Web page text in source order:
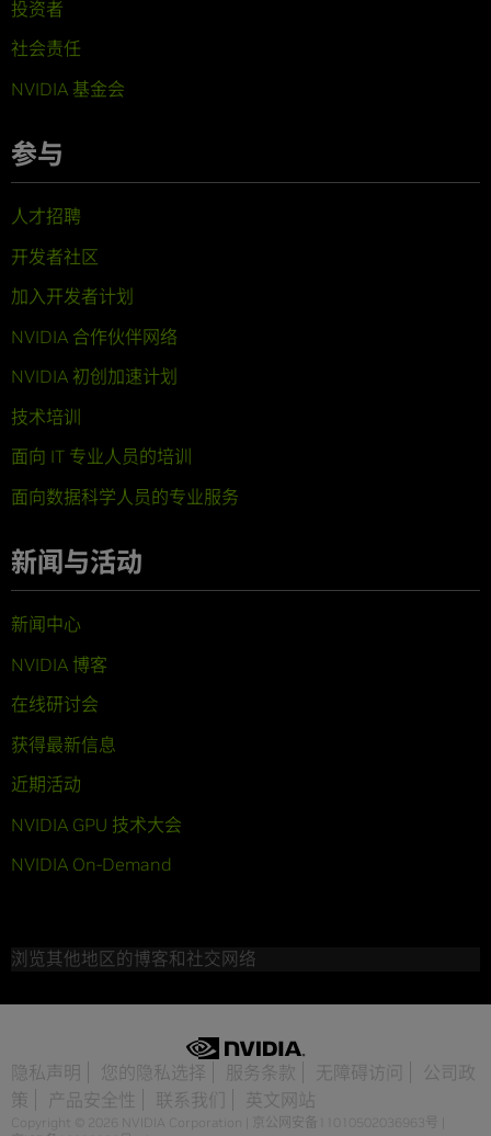
投资者
社会责任
NVIDIA 基金会
参与
人才招聘
开发者社区
加入开发者计划
NVIDIA 合作伙伴网络
NVIDIA 初创加速计划
技术培训
面向 IT 专业人员的培训
面向数据科学人员的专业服务
新闻与活动
新闻中心
NVIDIA 博客
在线研讨会
获得最新信息
近期活动
NVIDIA GPU 技术大会
NVIDIA On-Demand
浏览其他地区的博客和社交网络
隐私声明 您的隐私选择 服务条款 无障碍访问
公司政
策
产品安全性 联系我们 英文网站
Copyright © 2026 NVIDIA Corporation 京公网安备11010502036963号